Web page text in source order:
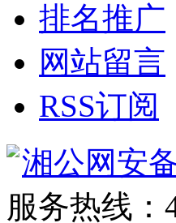
排名推广
网站留言
RSS订阅
湘公网安
服务热线：